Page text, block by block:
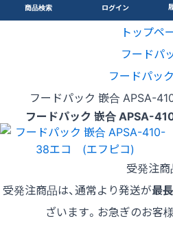
商品検索 ログイン
トップペ
フードパ
フードパッ
フードパック 嵌合 APSA-
フードパック 嵌合 APSA-
受発注商
受発注商品は、通常より発送が最
ざいます。お急ぎのお客